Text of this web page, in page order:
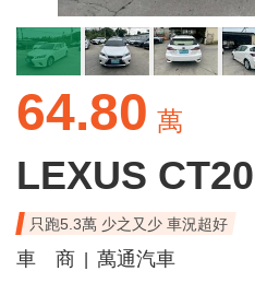
64.80 萬
LEXUS
只跑5.3萬 少之又少 車況超好
車 商
萬通汽車